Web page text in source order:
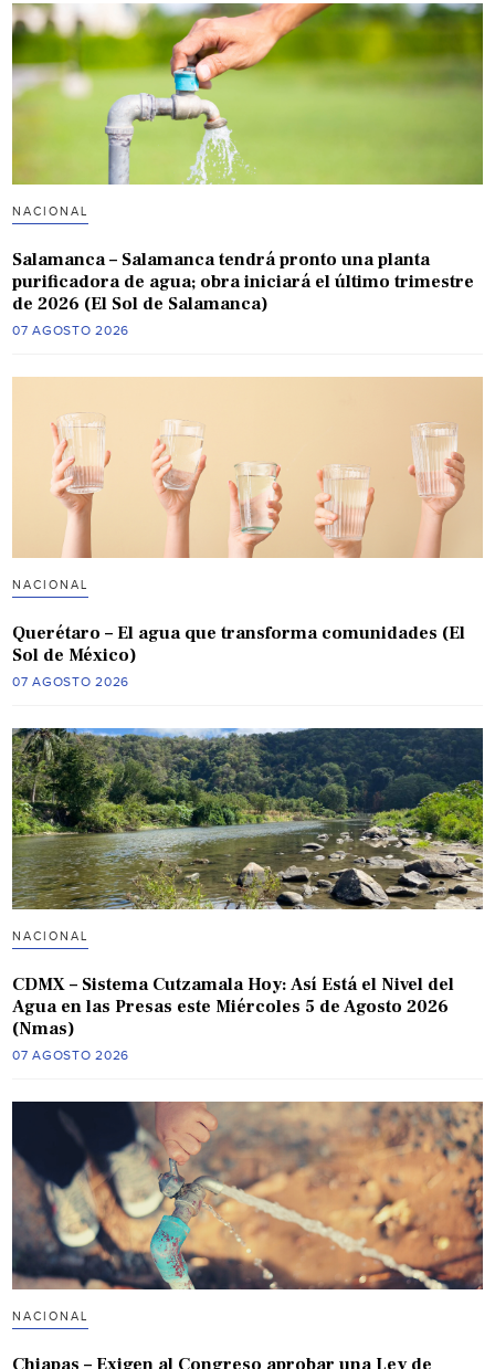
NACIONAL
Salamanca – Salamanca tendrá pronto una planta
purificadora de agua; obra iniciará el último trimestre
de 2026 (El Sol de Salamanca)
07 AGOSTO 2026
NACIONAL
Querétaro – El agua que transforma comunidades (El
Sol de México)
07 AGOSTO 2026
NACIONAL
CDMX – Sistema Cutzamala Hoy: Así Está el Nivel del
Agua en las Presas este Miércoles 5 de Agosto 2026
(Nmas)
07 AGOSTO 2026
NACIONAL